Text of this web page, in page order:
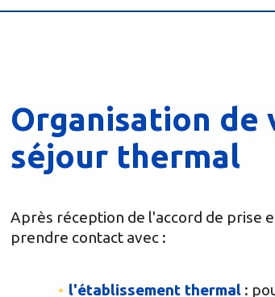
Organisation de
séjour thermal
Après réception de l'accord de prise
prendre contact avec :
l'établissement thermal :